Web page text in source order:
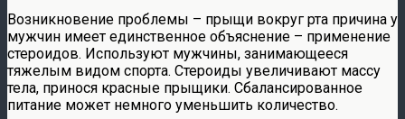
Возникновение проблемы – прыщи вокруг рта причина у
мужчин имеет единственное объяснение – применение
стероидов. Используют мужчины, занимающееся
тяжелым видом спорта. Стероиды увеличивают массу
тела, принося красные прыщики. Сбалансированное
питание может немного уменьшить количество.